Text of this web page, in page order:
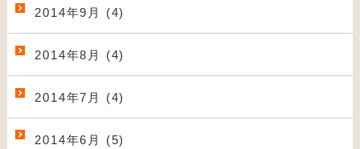
2014年9月 (4)
2014年8月 (4)
2014年7月 (4)
2014年6月 (5)